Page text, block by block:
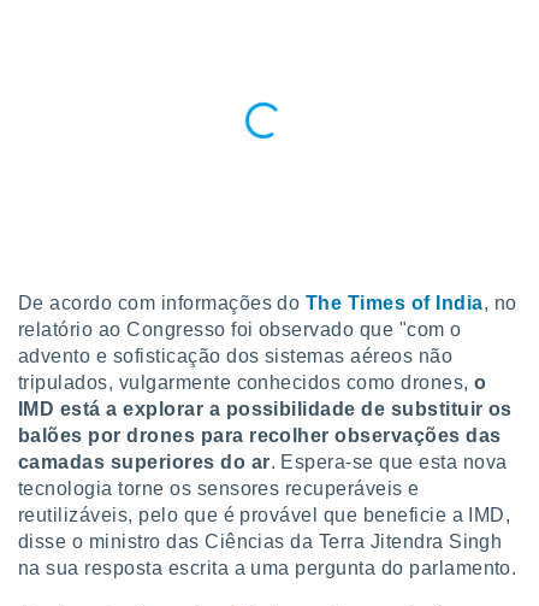
não
cookies
o
ou
Pode
De acordo com informações do The Times of India, no
relatório ao Congresso foi observado que "com o
advento e sofisticação dos sistemas aéreos não
tripulados, vulgarmente conhecidos como drones,o
IMD está a explorar a possibilidade de substituir os
balões por drones para recolher observações das
camadas superiores do ar. Espera-se que esta nova
tecnologia torne os sensores recuperáveis e
reutilizáveis, pelo que é provável que beneficie a IMD,
disse o ministro das Ciências da Terra Jitendra Singh
na sua resposta escrita a uma pergunta do parlamento.